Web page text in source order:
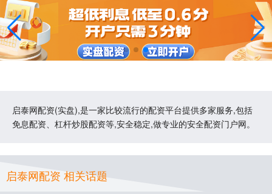
启泰网配资(实盘),是一家比较流行的配资平台提供多家服务,包括
免息配资、杠杆炒股配资等,安全稳定,做专业的安全配资门户网。
启泰网配资 相关话题